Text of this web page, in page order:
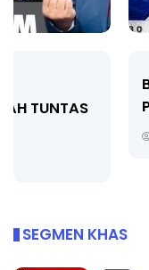
BICARA
PENGARAH
8 hari
SEGMEN KHAS